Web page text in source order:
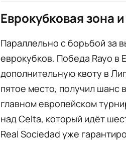
Еврокубковая зона
Параллельно с борьбой за
еврокубков. Победа Rayo в
дополнительную квоту в
пятое место, получил шанс
главном европейском
над Celta, который идёт
Real Sociedad уже